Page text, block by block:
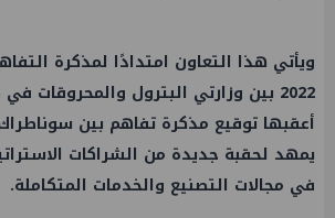
ويأتي هذا التعاون امتدادًا لمذكرة
2022 بين وزارتي البترول والمحروقات
أعقبها توقيع مذكرة تفاهم بين
يمهد لحقبة جديدة من الشراكات
في مجالات التصنيع والخدمات المتكاملة.